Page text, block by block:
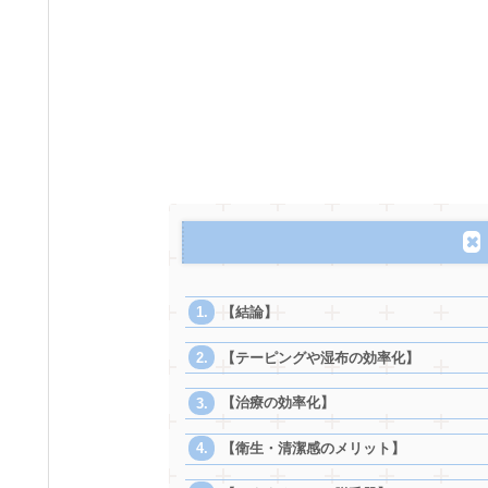
【結論】
【テーピングや湿布の効率化】
【治療の効率化】
【衛生・清潔感のメリット】